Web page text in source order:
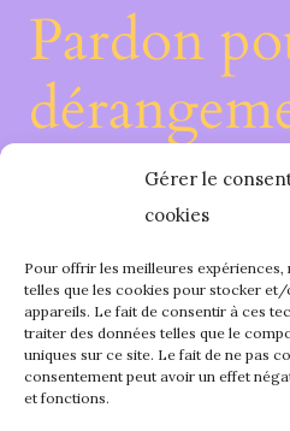
Gérer le
cookies
Pour offrir les meilleures
telles que les cookies pour stocker
appareils. Le fait de consentir à ces
traiter des données telles que le
uniques sur ce site. Le fait de ne pas
consentement peut avoir un effet
et fonctions.
Pardon
Nous
sur
de
revenez